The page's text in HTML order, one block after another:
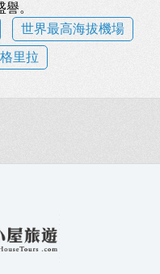
。
世界最高海拔機場
里拉